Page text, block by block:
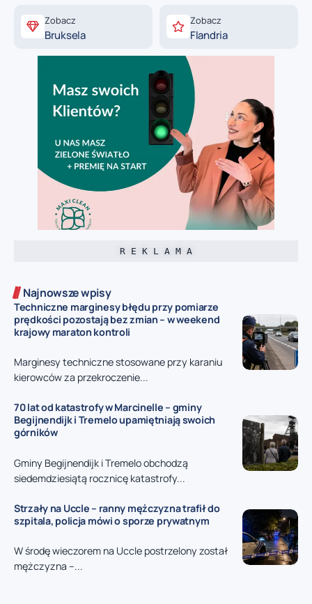
Zobacz
Bruksela
Zobacz
Flandria
R E K L A M A
Najnowsze wpisy
Techniczne marginesy błędu przy pomiarze
prędkości pozostają bez zmian – w weekend
krajowy maraton kontroli
Marginesy techniczne stosowane przy karaniu
kierowców za przekroczenie...
70 lat od katastrofy w Marcinelle – gminy
Begijnendijk i Tremelo upamiętniają swoich
górników
Gminy Begijnendijk i Tremelo obchodzą
siedemdziesiątą rocznicę katastrofy...
Strzały na Uccle – ranny mężczyzna trafił do
szpitala, policja mówi o sporze prywatnym
W środę wieczorem na Uccle postrzelony został
mężczyzna –...